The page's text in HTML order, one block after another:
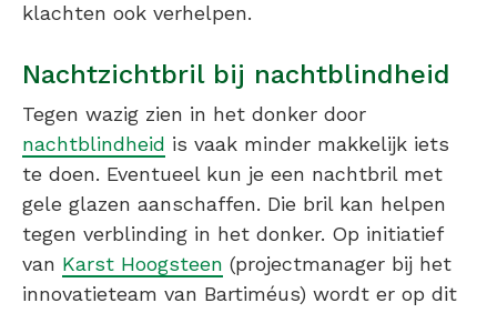
klachten ook verhelpen.
Nachtzichtbril bij nachtblindheid
Tegen wazig zien in het donker door
nachtblindheid is vaak minder makkelijk iets
te doen. Eventueel kun je een nachtbril met
gele glazen aanschaffen. Die bril kan helpen
tegen verblinding in het donker. Op initiatief
van Karst Hoogsteen (projectmanager bij het
innovatieteam van Bartiméus) wordt er op dit